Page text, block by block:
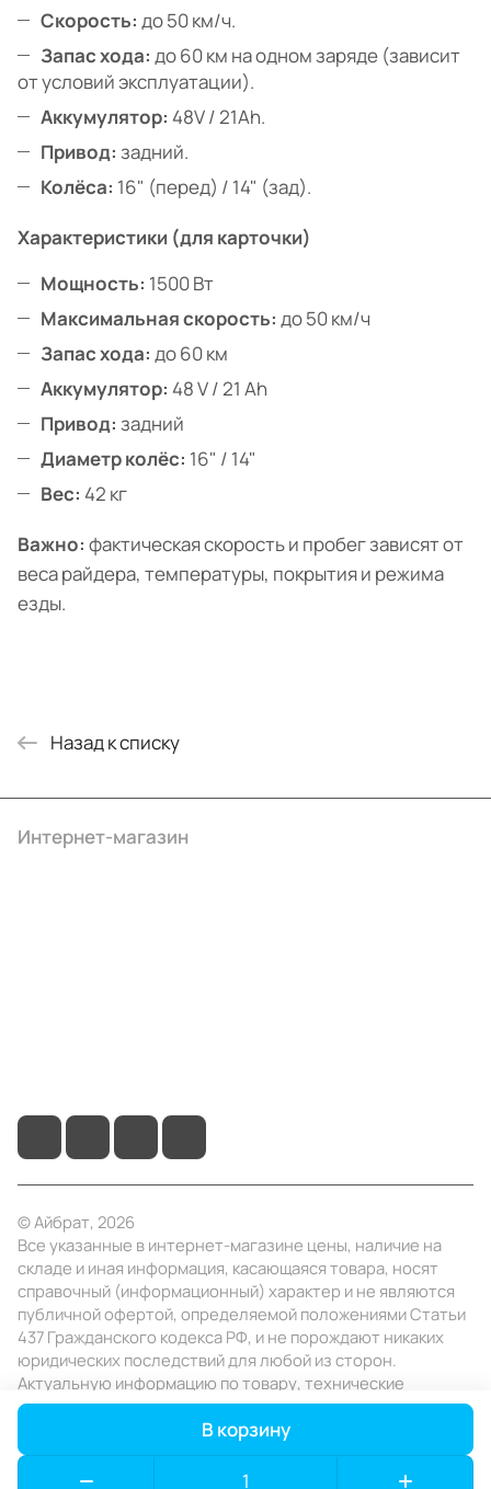
В корзину
Скорость: до 50 км/ч.
Запас хода: до 60 км на одном заряде (зависит
от условий эксплуатации).
Аккумулятор: 48V / 21Ah.
Привод: задний.
Колёса: 16" (перед) / 14" (зад).
Характеристики (для карточки)
Мощность: 1500 Вт
Максимальная скорость: до 50 км/ч
Запас хода: до 60 км
Аккумулятор: 48 V / 21 Ah
Привод: задний
Диаметр колёс: 16" / 14"
Вес: 42 кг
Важно: фактическая скорость и пробег зависят от
веса райдера, температуры, покрытия и режима
езды.
Назад к списку
Интернет-магазин
© Айбрат, 2026
Все указанные в интернет-магазине цены, наличие на
складе и иная информация, касающаяся товара, носят
справочный (информационный) характер и не являются
публичной офертой, определяемой положениями Статьи
437 Гражданского кодекса РФ, и не порождают никаких
юридических последствий для любой из сторон.
Актуальную информацию по товару, технические
характеристики уточняйте в отделе продаж в день
Конфиденциальность
Оферта